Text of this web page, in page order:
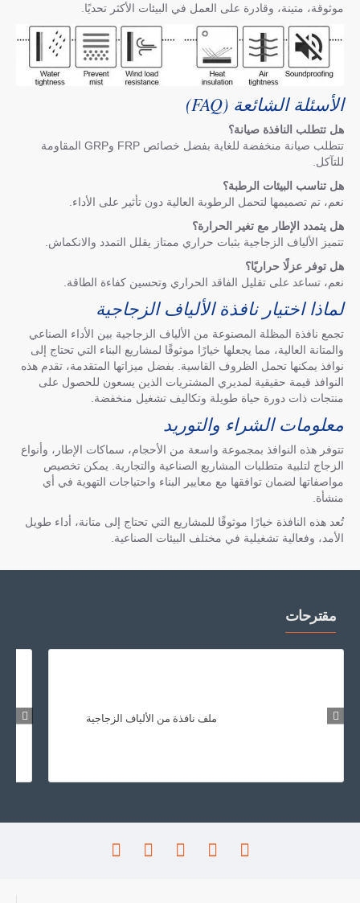
موثوقة، متينة، وقادرة على العمل في البيئات الأكثر تحديًا.
الأسئلة الشائعة (FAQ)
هل تتطلب النافذة صيانة؟
تتطلب صيانة منخفضة للغاية بفضل خصائص FRP وGRP المقاومة
للتآكل.
هل تناسب البيئات الرطبة؟
نعم، تم تصميمها لتحمل الرطوبة العالية دون تأثير على الأداء.
هل يتمدد الإطار مع تغير الحرارة؟
تتميز الألياف الزجاجية بثبات حراري ممتاز يقلل التمدد والانكماش.
هل توفر عزلًا حراريًا؟
نعم، تساعد على تقليل الفاقد الحراري وتحسين كفاءة الطاقة.
لماذا اختيار نافذة الألياف الزجاجية
تجمع نافذة المظلة المصنوعة من الألياف الزجاجية بين الأداء الصناعي
والمتانة العالية، مما يجعلها خيارًا موثوقًا لمشاريع البناء التي تحتاج إلى
نوافذ يمكنها تحمل الظروف القاسية. بفضل ميزاتها المتقدمة، تقدم هذه
النوافذ قيمة حقيقية لمديري المشتريات الذين يسعون للحصول على
منتجات ذات دورة حياة طويلة وتكاليف تشغيل منخفضة.
معلومات الشراء والتوريد
تتوفر هذه النوافذ بمجموعة واسعة من الأحجام، سماكات الإطار، وأنواع
الزجاج لتلبية متطلبات المشاريع الصناعية والتجارية. يمكن تخصيص
مواصفاتها لضمان توافقها مع معايير البناء واحتياجات التهوية في أي
منشأة.
تُعد هذه النافذة خيارًا موثوقًا للمشاريع التي تحتاج إلى متانة، أداء طويل
الأمد، وفعالية تشغيلية في مختلف البيئات الصناعية.
مقترحات
ملف نافذة من الألياف الزجاجية